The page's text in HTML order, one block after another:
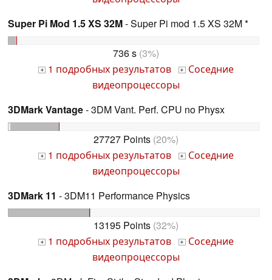
Super Pi Mod 1.5 XS 32M- Super Pi mod 1.5 XS 32M *
736 s (3%)
+ 1 подробных результатов + Соседние
видеопроцессоры
3DMark Vantage- 3DM Vant. Perf. CPU no Physx
27727 Points (20%)
+ 1 подробных результатов + Соседние
видеопроцессоры
3DMark 11 - 3DM11 Performance Physics
13195 Points (32%)
+ 1 подробных результатов + Соседние
видеопроцессоры